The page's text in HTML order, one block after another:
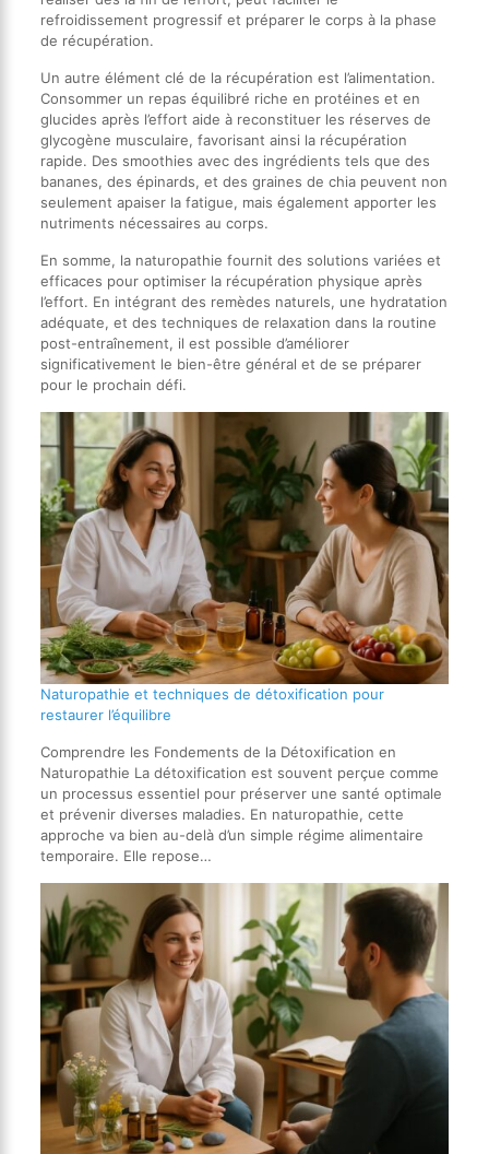
refroidissement progressif et préparer le corps à la phase
de récupération.
Un autre élément clé de la récupération est l’alimentation.
Consommer un repas équilibré riche en protéines et en
glucides après l’effort aide à reconstituer les réserves de
glycogène musculaire, favorisant ainsi la récupération
rapide. Des smoothies avec des ingrédients tels que des
bananes, des épinards, et des graines de chia peuvent non
seulement apaiser la fatigue, mais également apporter les
nutriments nécessaires au corps.
En somme, la naturopathie fournit des solutions variées et
efficaces pour optimiser la récupération physique après
l’effort. En intégrant des remèdes naturels, une hydratation
adéquate, et des techniques de relaxation dans la routine
post-entraînement, il est possible d’améliorer
significativement le bien-être général et de se préparer
pour le prochain défi.
Naturopathie et techniques de détoxification pour
restaurer l’équilibre
Comprendre les Fondements de la Détoxification en
Naturopathie La détoxification est souvent perçue comme
un processus essentiel pour préserver une santé optimale
et prévenir diverses maladies. En naturopathie, cette
approche va bien au-delà d’un simple régime alimentaire
temporaire. Elle repose…